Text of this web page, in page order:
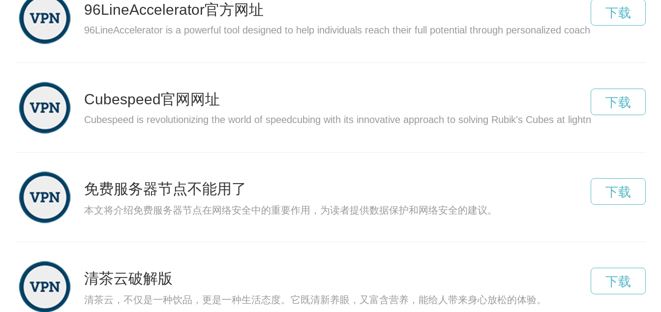
96LineAccelerator官方网址
96LineAccelerator is a powerful tool designed to help individuals reach their full potential through personalized coaching and
下载
Cubespeed官网网址
Cubespeed is revolutionizing the world of speedcubing with its innovative approach to solving Rubik's Cubes at lightning speed.
下载
免费服务器节点不能用了
本文将介绍免费服务器节点在网络安全中的重要作用，为读者提供数据保护和网络安全的建议。
下载
清茶云破解版
清茶云，不仅是一种饮品，更是一种生活态度。它既清新养眼，又富含营养，能给人带来身心放松的体验。
下载